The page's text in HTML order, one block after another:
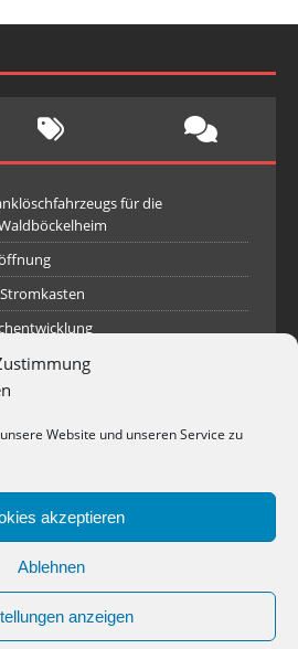
Website und unseren Service zu
akzeptieren
Ablehnen
anzeigen
für die
Hilfe bei Industriebrand in
Dieseltank
Brand eines Holzpolter